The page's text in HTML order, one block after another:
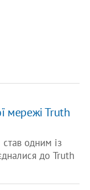
мережі Truth
одним із
до Truth